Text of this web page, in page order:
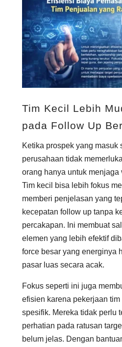
Tim Kecil Lebih
pada Follow Up
Ketika prospek yang masuk
perusahaan tidak
orang hanya untuk menjaga
Tim kecil bisa lebih fokus
memberi penjelasan yang
kecepatan follow up tanpa
percakapan. Ini membuat
elemen yang lebih efektif
force besar yang energinya
pasar luas secara acak.
Fokus seperti ini juga
efisien karena pekerjaan
spesifik. Mereka tidak perlu
perhatian pada ratusan
belum jelas. Dengan